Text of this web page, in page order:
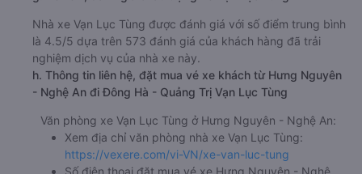
limousine 500000đ/vé
g. Review, đánh giá chất lượng xe Vạn Lục Tùng
Nhà xe Vạn Lục Tùng được đánh giá với số điểm trung bình
là 4.5/5 dựa trên 573 đánh giá của khách hàng đã trải
nghiệm dịch vụ của nhà xe này.
h. Thông tin liên hệ, đặt mua vé xe khách từ Hưng Nguyên
- Nghệ An đi Đông Hà - Quảng Trị Vạn Lục Tùng